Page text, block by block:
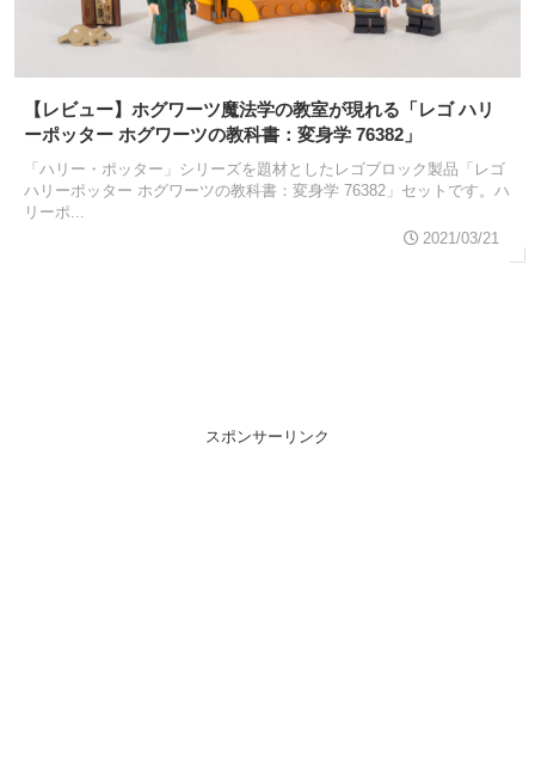
【レビュー】ホグワーツ魔法学の教室が現れる「レゴ ハリ
ーポッター ホグワーツの教科書：変身学 76382」
「ハリー・ポッター」シリーズを題材としたレゴブロック製品「レゴ
ハリーポッター ホグワーツの教科書：変身学 76382」セットです。ハ
リーポ...
2021/03/21
スポンサーリンク